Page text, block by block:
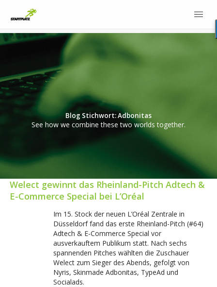
Blog Stichwort: Adbonitas
See how we combine these two worlds together.
Welect gewinnt das Rheinland-Pitch Adtech &
E-Commerce Special bei L’Oréal
Im 15. Stock der neuen L’Oréal Zentrale in
Düsseldorf fand das erste Rheinland-Pitch (#64)
Adtech & E-Commerce Special vor
ausverkauftem Publikum statt. Nach sechs
spannenden Pitches wählten die Zuschauer
Welect zum Sieger des Abends, gefolgt von
Nyris, Skinmade Adbonitas, TypeAd und
Socialads.